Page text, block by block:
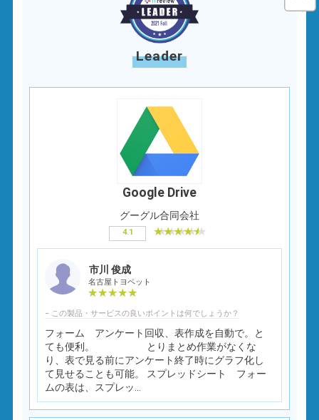
Leader
Google Drive
グーグル合同会社
4.1
市川 俊成
名古屋トヨペット
− この製品・サービスの良いポイントは何でしょうか？
フォーム アンケート回収、表作成を自動で。と
ても便利。 とりまとめ作業がなくな
り、表で見る前にアンケート終了時にグラフ化し
て見せることも可能。 スプレッドシート フォー
ムの表は、スプレッ...